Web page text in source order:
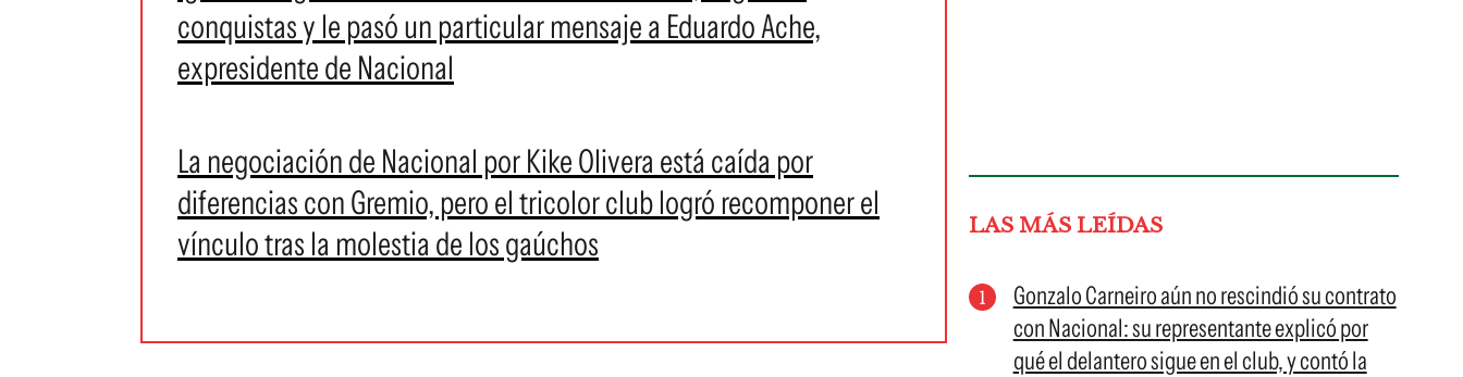
conquistas y le pasó un particular mensaje a Eduardo Ache,
expresidente de Nacional
La negociación de Nacional por Kike Olivera está caída por
diferencias con Gremio, pero el tricolor club logró recomponer el
vínculo tras la molestia de los gaúchos
LAS MÁS LEÍDAS
Gonzalo Carneiro aún no rescindió su contrato
con Nacional: su representante explicó por
qué el delantero sigue en el club, y contó la